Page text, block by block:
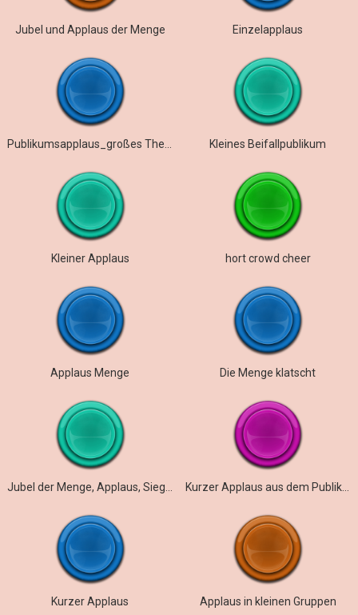
Jubel und Applaus der Menge Einzelapplaus
Kleines Beifallpublikum
Kleiner Applaus hort crowd cheer
Applaus Menge Die Menge klatscht
Kurzer Applaus aus dem Publikum
Kurzer Applaus Applaus in kleinen Gruppen